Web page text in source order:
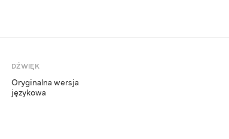
DŹWIĘK
Oryginalna wersja
językowa